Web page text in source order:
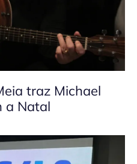
traz Michael
a Natal